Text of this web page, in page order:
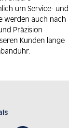
um Service- und
werden auch nach
Präzision
Kunden lange